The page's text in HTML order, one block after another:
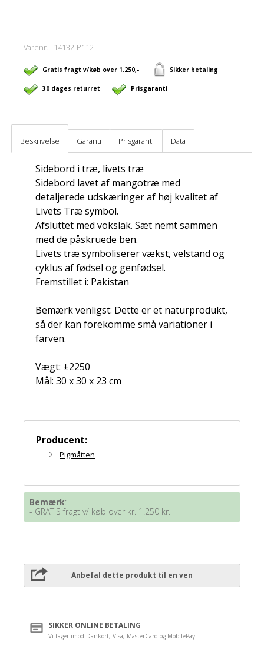
Varenr.: 14132-P112
Gratis fragt v/køb over 1.250,- Sikker betaling
30 dages returret Prisgaranti
Beskrivelse Garanti Prisgaranti Data
Sidebord i træ, livets træ
Sidebord lavet af mangotræ med
detaljerede udskæringer af høj kvalitet af
Livets Træ symbol.
Afsluttet med vokslak. Sæt nemt sammen
med de påskruede ben.
Livets træ symboliserer vækst, velstand og
cyklus af fødsel og genfødsel.
Fremstillet i: Pakistan
Bemærk venligst: Dette er et naturprodukt,
så der kan forekomme små variationer i
farven.
Vægt: ±2250
Mål: 30 x 30 x 23 cm
Producent:
Pigmåtten
Bemærk:
- GRATIS fragt v/ køb over kr. 1.250 kr.
Anbefal dette produkt til en ven
SIKKER ONLINE BETALING
Vi tager imod Dankort, Visa, MasterCard og MobilePay.